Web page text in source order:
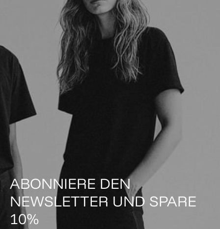
ABONNIERE DEN
NEWSLETTER UND SPARE
10%